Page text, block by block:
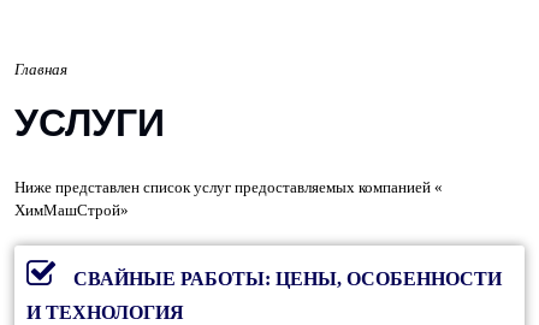
Главная
УСЛУГИ
Ниже представлен список услуг предоставляемых компанией «
ХимМашСтрой»
СВАЙНЫЕ РАБОТЫ: ЦЕНЫ, ОСОБЕННОСТИ
И ТЕХНОЛОГИЯ